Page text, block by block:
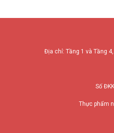
Địa chỉ: Tầng 1 và Tầng 4,
Số
Thực phẩm